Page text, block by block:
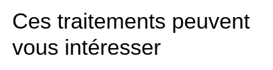
Ces traitements peuvent
vous intéresser